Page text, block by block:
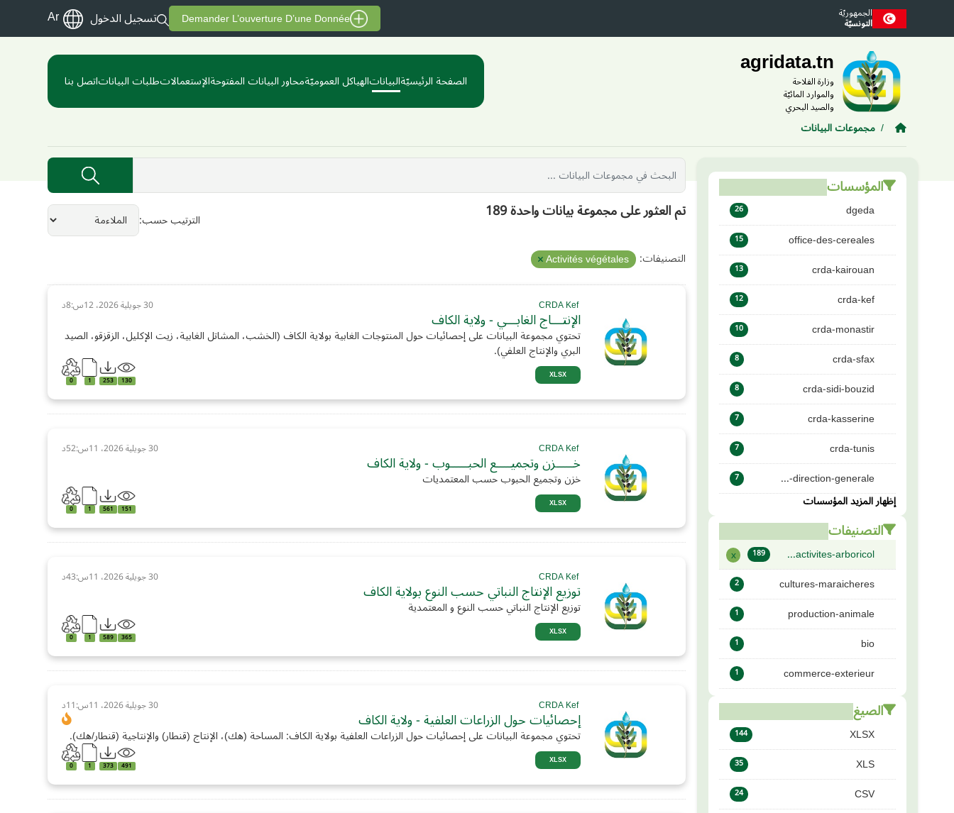
Skip to main contentالجمهوريّة
التونسيّة Demander L’ouverture D’une Donnée تسجيل الدخول Ar
agridata.tn
وزارة الفلاحة
والموارد المائيّة
والصيد البحري
الصفحة الرئيسيّةالبياناتالهياكل العموميّةمحاور البيانات المفتوحةالإستعمالاتطلبات البياناتاتصل بنا
مجموعات البيانات
المؤسسات
dgeda
26
office-des-cereales
15
crda-kairouan
13
crda-kef
12
crda-monastir
10
crda-sfax
8
crda-sidi-bouzid
8
crda-kasserine
7
crda-tunis
7
direction-generale-...
7
إظهار المزيد المؤسسات
التصنيفات
activites-arboricol...
189
x
cultures-maraicheres
2
production-animale
1
bio
1
commerce-exterieur
1
الصيغ
XLSX
144
XLS
35
CSV
24
الترتيب حسب تم العثور على مجموعة بيانات واحدة 189
التصنيفات: Activités végétales
CRDA Kef 30 جويلية 2026، 12س:8د
الإنتـــاج الغابـــي - ولاية الكاف
تحتوي مجموعة البيانات على إحصائيات حول المنتوجات الغابية بولاية الكاف (الخشب، المشاتل الغابية، زيت الإكليل، الزقزقو، الصيد
البري والإنتاج العلفي).
XLSX
130
253
1
0
CRDA Kef 30 جويلية 2026، 11س:52د
خـــــزن وتجميــــع الحبـــــوب - ولاية الكاف
خزن وتجميع الحبوب حسب المعتمديات
XLSX
151
561
1
0
CRDA Kef 30 جويلية 2026، 11س:43د
توزيع الإنتاج النباتي حسب النوع بولاية الكاف
توزيع الإنتاج النباتي حسب النوع و المعتمدية
XLSX
365
589
1
0
CRDA Kef 30 جويلية 2026، 11س:11د
إحصائيات حول الزراعات العلفية - ولاية الكاف
تحتوي مجموعة البيانات على إحصائيات حول الزراعات العلفية بولاية الكاف: المساحة (هك)، الإنتاج (قنطار) والإنتاجية (قنطار/هك).
XLSX
491
373
1
0